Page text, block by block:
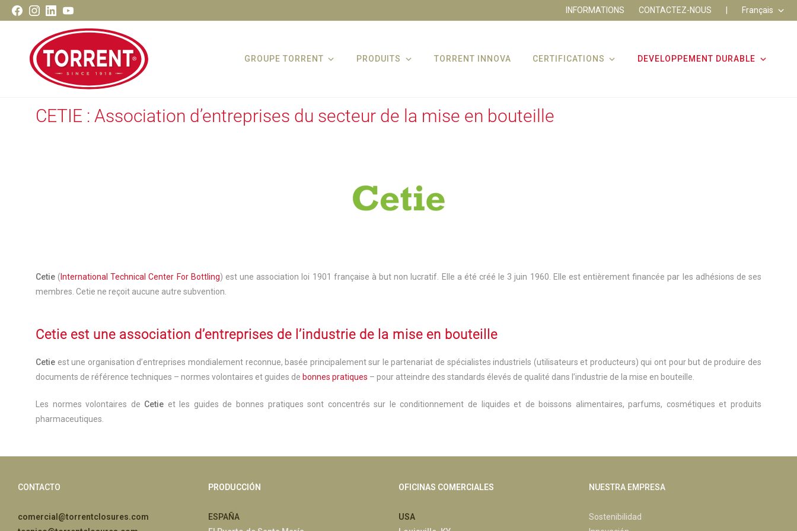
Aller
au
FacebookInstagram
LinkedInYoutube INFORMATIONS CONTACTEZ-NOUS Français
GROUPE TORRENT PRODUITS TORRENT INNOVA CERTIFICATIONS DEVELOPPEMENT DURABLE
CETIE : Association d’entreprises du secteur de la mise en bouteille
Cetie ( International Technical Center For Bottling) est une association loi 1901 française à but non lucratif. Elle a été créé le 3 juin 1960. Elle est entièrement financée par les adhésions de ses
membres. Cetie ne reçoit aucune autre subvention.
Cetie est une association d’entreprises de l’industrie de la mise en bouteille
Cetie est une organisation d’entreprises mondialement reconnue, basée principalement sur le partenariat de spécialistes industriels (utilisateurs et producteurs) qui ont pour but de produire des
documents de référence techniques – normes volontaires et guides de bonnes pratiques – pour atteindre des standards élevés de qualité dans l’industrie de la mise en bouteille.
Les normes volontaires de Cetie et les guides de bonnes pratiques sont concentrés sur le conditionnement de liquides et de boissons alimentaires, parfums, cosmétiques et produits
pharmaceutiques.
CONTACTO
comercial@torrentclosures.com
PRODUCCIÓN
ESPAÑA
OFICINAS COMERCIALES
USA
NUESTRA EMPRESA
Sostenibilidad